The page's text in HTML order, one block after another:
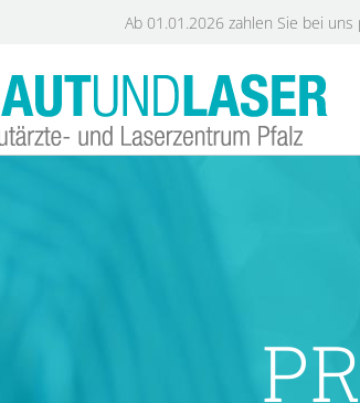
Ab 01.01.2026 zahlen Sie bei uns